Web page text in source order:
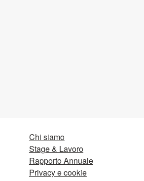
Chi siamo
Stage & Lavoro
Rapporto Annuale
Privacy e cookie